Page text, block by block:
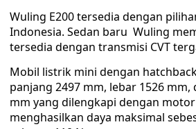
Wuling E200 tersedia dengan
Indonesia. Sedan baru Wuling
tersedia dengan transmisi CVT
Mobil listrik mini dengan
panjang 2497 mm, lebar 1526 mm,
mm yang dilengkapi dengan
menghasilkan daya maksimal